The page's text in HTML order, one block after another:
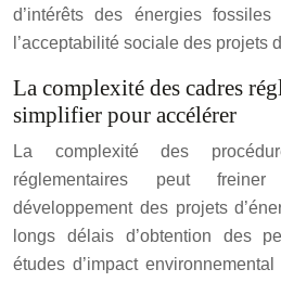
d’intérêts des énergies
l’acceptabilité sociale des projets
La complexité des cadres
simplifier pour accélérer
La complexité des
réglementaires peut freiner
développement des projets
longs délais d’obtention des
études d’impact